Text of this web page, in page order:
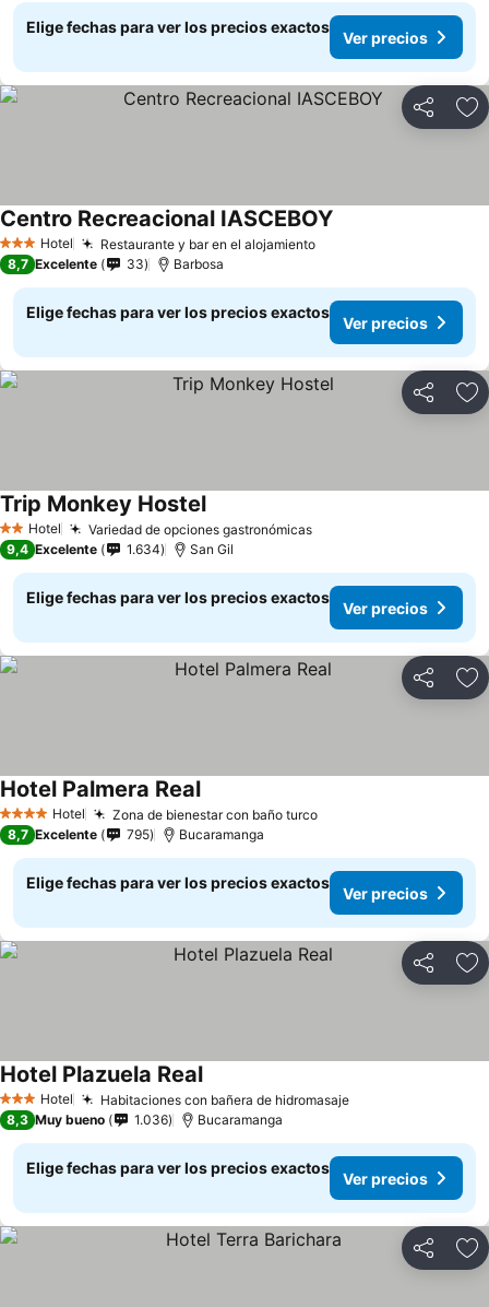
Elige fechas para ver los precios exactos
Ver precios
Compartir
3 Estrellas
Hotel Restaurante y bar en el alojamientoVer precios
Centro Recreacional IASCEBOY
8,7 Excelente 33 Barbosa
Elige fechas para ver los precios exactos
Ver precios
Compartir
2 Estrellas
Hotel Variedad de opciones gastronómicasVer precios
Trip Monkey HostelVer precios
9,4 Excelente 1.634 San Gil
Elige fechas para ver los precios exactos
Ver precios
Compartir
4 EstrellasHotel Zona de bienestar con baño turcoVer precios
Hotel Palmera RealVer precios
8,7 Excelente 795 Bucaramanga
Elige fechas para ver los precios exactos
Ver precios
Compartir
3 Estrellas
Hotel Habitaciones con bañera de hidromasajeVer precios
Hotel Plazuela RealVer precios
8,3 Muy bueno 1.036 Bucaramanga
Elige fechas para ver los precios exactos
Ver precios
Compartir